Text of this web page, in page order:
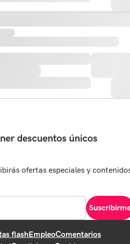
descuentos únicos
ofertas especiales y
flashEmpleoComentarios